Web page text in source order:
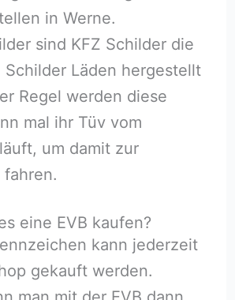
in Werne.
sind KFZ Schilder die
Schilder Läden hergestellt
Regel werden diese
mal ihr Tüv vom
um damit zur
eine EVB kaufen?
kann jederzeit
gekauft werden.